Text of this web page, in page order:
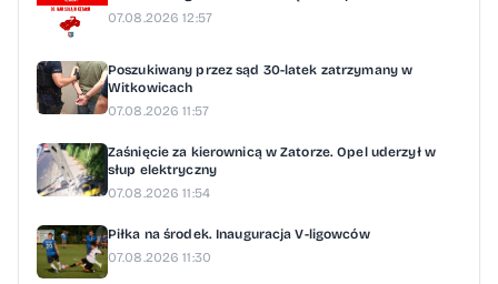
07.08.2026 12:57
Poszukiwany przez sąd 30-latek zatrzymany w
Witkowicach
07.08.2026 11:57
Zaśnięcie za kierownicą w Zatorze. Opel uderzył w
słup elektryczny
07.08.2026 11:54
Piłka na środek. Inauguracja V-ligowców
07.08.2026 11:30